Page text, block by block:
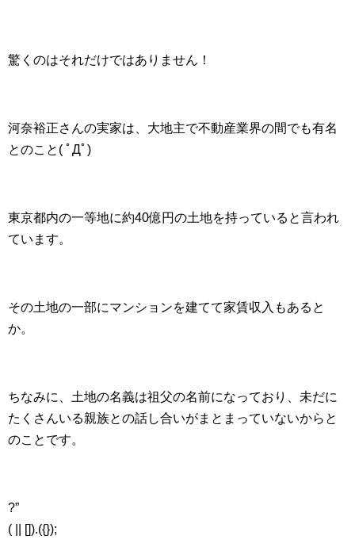
驚くのはそれだけではありません！
河奈裕正さんの実家は、大地主で不動産業界の間でも有名
とのこと( ﾟДﾟ)
東京都内の一等地に約40億円の土地を持っていると言われ
ています。
その土地の一部にマンションを建てて家賃収入もあると
か。
ちなみに、土地の名義は祖父の名前になっており、未だに
たくさんいる親族との話し合いがまとまっていないからと
のことです。
?”
( || []).({});